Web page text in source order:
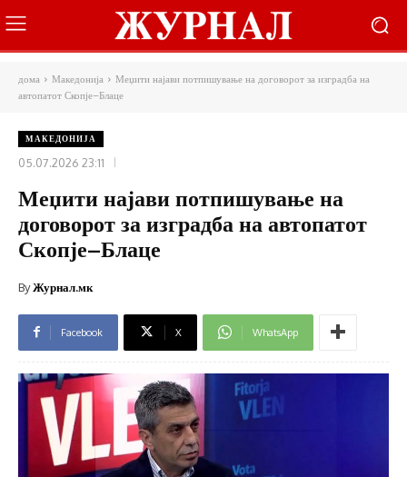
дома Македонија
Меџити најави потпишување на договорот за изградба на
автопатот Скопје–Блаце
МАКЕДОНИЈА
05.07.2026 23:11
Меџити најави потпишување на
договорот за изградба на автопатот
Скопје–Блаце
ByЖурнал.мк
Facebook X WhatsApp